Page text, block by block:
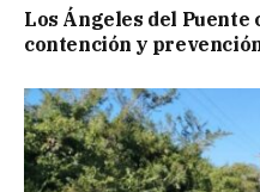
Los Ángeles del
contención y